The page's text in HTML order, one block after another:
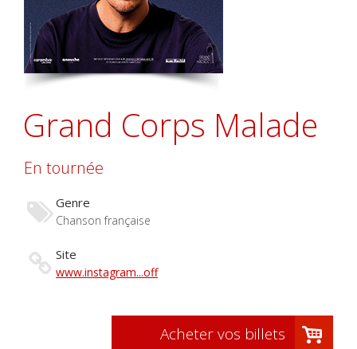
Grand Corps Malade
En tournée
Genre
Chanson française
Site
www.instagram...off
Acheter vos billets